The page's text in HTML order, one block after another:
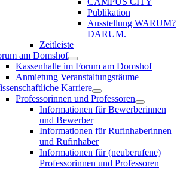
Publikation
Ausstellung WARUM?
DARUM.
Zeitleiste
am Domshof
Kassenhalle im Forum am Domshof
Anmietung Veranstaltungsräume
Karriere
Professorinnen und Professoren
Informationen für Bewerberinnen
und Bewerber
Informationen für Rufinhaberinnen
und Rufinhaber
Informationen für (neuberufene)
Professorinnen und Professoren